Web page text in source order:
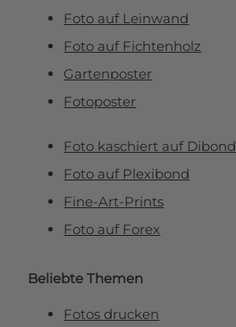
Foto auf Leinwand
Foto auf Fichtenholz
Gartenposter
Fotoposter
Foto kaschiert auf Dibond
Foto auf Plexibond
Fine-Art-Prints
Foto auf Forex
Beliebte Themen
Fotos drucken